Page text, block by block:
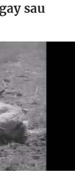
sau